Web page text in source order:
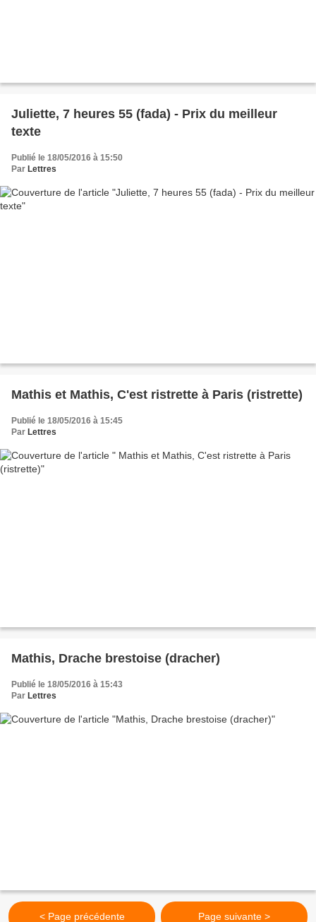
Juliette, 7 heures 55 (fada) - Prix du meilleur
texte
Publié le 18/05/2016 à 15:50
Par Lettres
Mathis et Mathis, C'est ristrette à Paris (ristrette)
Publié le 18/05/2016 à 15:45
Par Lettres
Mathis, Drache brestoise (dracher)
Publié le 18/05/2016 à 15:43
Par Lettres
< Page précédente Page suivante >